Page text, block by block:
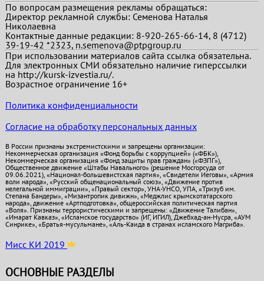
По вопросам размещения рекламы обращаться:
Директор рекламной службы: Семенова Наталья
Николаевна
Контактные данные редакции: 8-920-265-66-14, 8 (4712)
39-19-42 *2323, n.semenova@ptpgroup.ru
При использовании материалов сайта ссылка обязательна.
Для электронных СМИ обязательно наличие гиперссылки
на http://kursk-izvestia.ru/.
Возрастное ограничение 16+
Политика конфиденциальности
Согласие на обработку персональных данных
В России признаны экстремистскими и запрещены организации:
Некоммерческая организация «Фонд борьбы с коррупцией» («ФБК»),
Некоммерческая организация «Фонд защиты прав граждан» («ФЗПГ»),
Общественное движение «Штабы Навального» (решение Мосгорсуда от
09.06.2021), «Национал-большевистская партия», «Свидетели Иеговы», «Армия
воли народа», «Русский общенациональный союз», «Движение против
нелегальной иммиграции», «Правый сектор», УНА-УНСО, УПА, «Тризуб им.
Степана Бандеры», «Мизантропик дивижн», «Меджлис крымскотатарского
народа», движение «Артподготовка», общероссийская политическая партия
«Воля». Признаны террористическими и запрещены: «Движение Талибан»,
«Имарат Кавказ», «Исламское государство» (ИГ, ИГИЛ), Джебхад-ан-Нусра, «АУМ
Синрике», «Братья-мусульмане», «Аль-Каида в странах исламского Магриба».
Мисс КИ 2019
ОСНОВНЫЕ РАЗДЕЛЫ